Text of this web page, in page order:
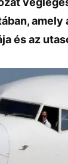
amely
és az